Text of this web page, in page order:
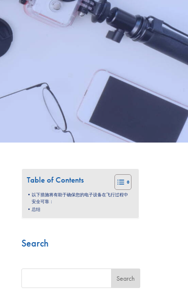
Table of Contents
以下措施将有助于确保您的电子设备在飞行过程中
安全可靠：
总结
Search
Search